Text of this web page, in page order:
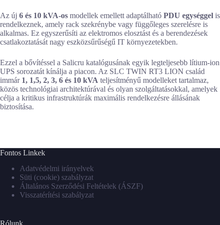
Az új 6 és 10 kVA-os modellek emellett adaptálható PDU egységgel is
rendelkeznek, amely rack szekrénybe vagy függőleges szerelésre is
alkalmas. Ez egyszerűsíti az elektromos elosztást és a berendezések
csatlakoztatását nagy eszközsűrűségű IT környezetekben.
Ezzel a bővítéssel a Salicru katalógusának egyik legteljesebb lítium-ion
UPS sorozatát kínálja a piacon. Az SLC TWIN RT3 LION család
immár 1, 1,5, 2, 3, 6 és 10 kVA teljesítményű modelleket tartalmaz,
közös technológiai architektúrával és olyan szolgáltatásokkal, amelyek
célja a kritikus infrastruktúrák maximális rendelkezésre állásának
biztosítása.
Fontos Linkek
Adatvédelmi irányelvek
Süti (cookie) szabályzat
Általános Szerződési Feltételek (ÁSZF)
Visszatérítési szabályzat